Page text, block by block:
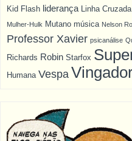
Kid Flash liderança Linha Cruzada
Mulher-Hulk Mutano música Nelson
Professor Xavier psicanálise
Richards Robin Starfox
Humana Vespa